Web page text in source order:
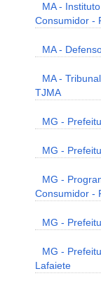
MA -
Consumidor -
MA -
MA -
TJMA
MG -
MG -
MG -
Consumidor -
MG -
MG -
Lafaiete